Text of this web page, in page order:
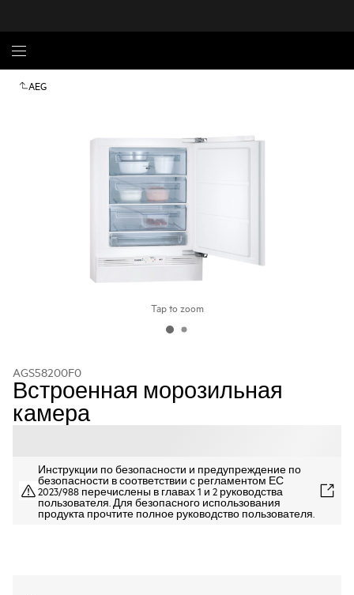
AEG
Tap to zoom
AGS58200F0
Встроенная морозильная
камера
Инструкции по безопасности и предупреждение по
безопасности в соответствии с регламентом ЕС
2023/988 перечислены в главах 1 и 2 руководства
пользователя. Для безопасного использования
продукта прочтите полное руководство пользователя.